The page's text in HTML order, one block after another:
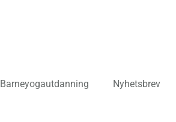
Barneyogautdanning Nyhetsbrev